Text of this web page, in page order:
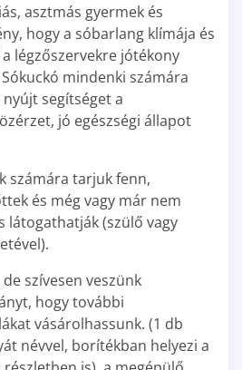
asztmás gyermek és
hogy a sóbarlang klímája és
légzőszervekre jótékony
mindenki számára
segítséget a
jó egészségi állapot
számára tarjuk fenn,
és még vagy már nem
látogathatják (szülő vagy
szívesen veszünk
hogy további
vásárolhassunk. (1 db
névvel, borítékban helyezi a